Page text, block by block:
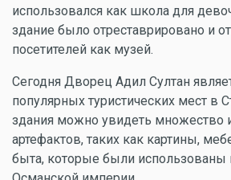
использовался как школа для
здание было отреставрировано и
посетителей как музей.
Сегодня Дворец Адил Султан
популярных туристических мест в
здания можно увидеть множество
артефактов, таких как картины,
быта, которые были использованы